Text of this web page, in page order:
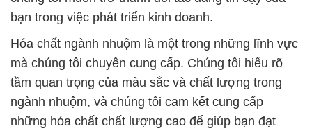
bạn trong việc phát triển kinh doanh.
Hóa chất ngành nhuộm là một trong những lĩnh vực
mà chúng tôi chuyên cung cấp. Chúng tôi hiểu rõ
tầm quan trọng của màu sắc và chất lượng trong
ngành nhuộm, và chúng tôi cam kết cung cấp
những hóa chất chất lượng cao để giúp bạn đạt